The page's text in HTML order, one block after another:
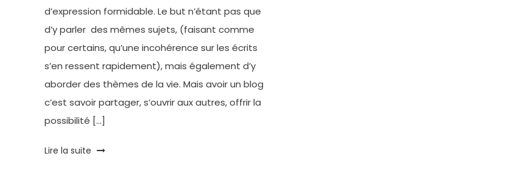
d’expression formidable. Le but n’étant pas que
d’y parler des mêmes sujets, (faisant comme
pour certains, qu’une incohérence sur les écrits
s’en ressent rapidement), mais également d’y
aborder des thèmes de la vie. Mais avoir un blog
c’est savoir partager, s’ouvrir aux autres, offrir la
possibilité […]
Tagged
Lire la suite